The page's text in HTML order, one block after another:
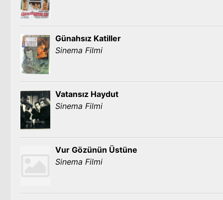
Günahsız Katiller
Sinema Filmi
Vatansız Haydut
Sinema Filmi
Vur Gözünün Üstüne
Sinema Filmi